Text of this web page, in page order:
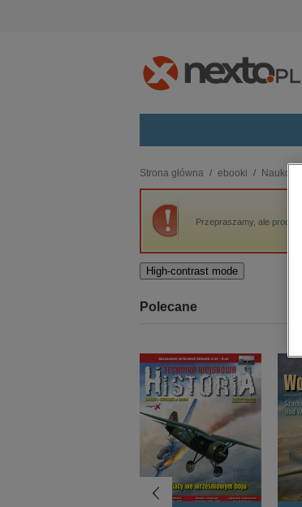
budownictwo, aranżacja
biznesowe, branżowe,
darmowe wydania
edukacja
kobiece, lifestyle, kultura
Strona główna ebooki
Przepraszamy, ale
High-contrast mode
Polecane